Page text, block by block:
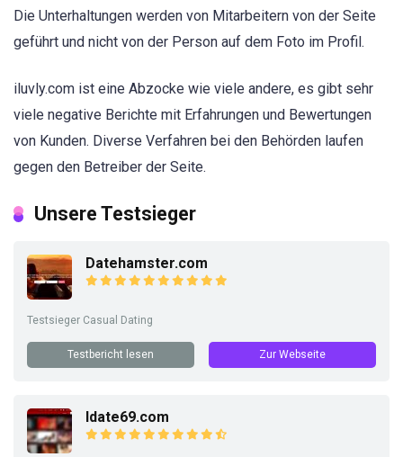
Die Unterhaltungen werden von Mitarbeitern von der Seite
geführt und nicht von der Person auf dem Foto im Profil.
iluvly.com ist eine Abzocke wie viele andere, es gibt sehr
viele negative Berichte mit Erfahrungen und Bewertungen
von Kunden. Diverse Verfahren bei den Behörden laufen
gegen den Betreiber der Seite.
Unsere Testsieger
Datehamster.com
Testsieger Casual Dating
Testbericht lesen Zur Webseite
Idate69.com